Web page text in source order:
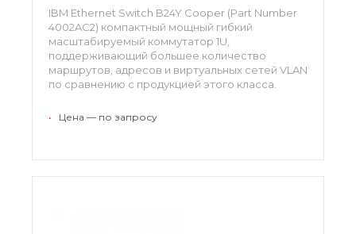
IBM Ethernet Switch B24Y Cooper (Part Number
4002AC2) компактный мощный гибкий
масштабируемый коммутатор 1U,
поддерживающий большее количество
маршрутов, адресов и виртуальных сетей VLAN
по сравнению с продукцией этого класса.
• Цена — по запросу